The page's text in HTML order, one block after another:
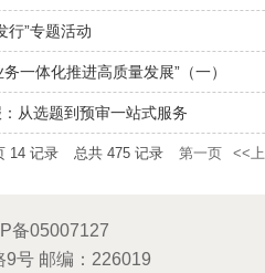
行”专题活动
一体化推进高质量发展”（一）
从选题到预审一站式服务
14 记录 总共 475 记录 第一页 <<
备05007127
号 邮编：226019